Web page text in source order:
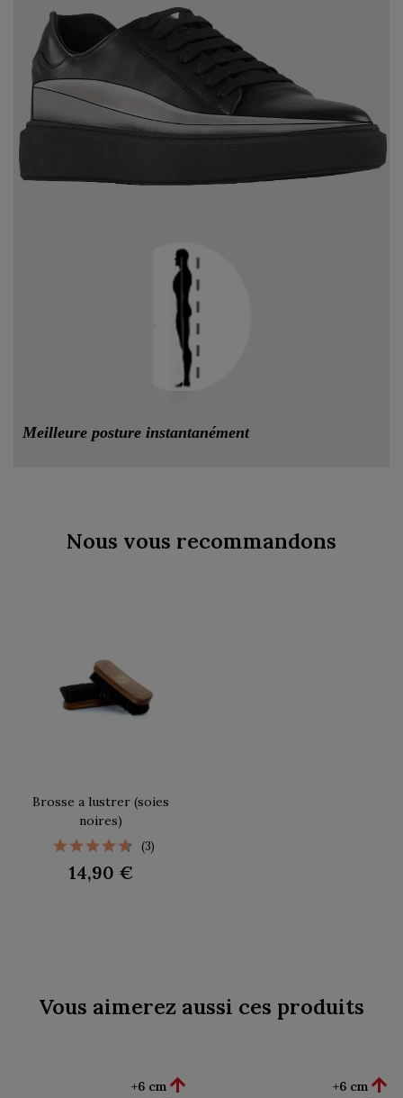
Meilleure posture instantanément
Nous vous recommandons
Brosse a lustrer (soies
noires)
(3)
14,90 €
Vous aimerez aussi ces produits
+6 cm  +6 cm 